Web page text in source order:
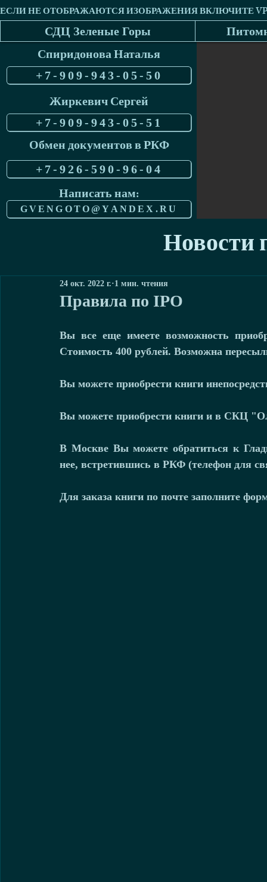
СДЦ Зеленые Горы
Спиридонова Наталья
+7-909-943-05-50
Жиркевич Сергей
+7-909-943-05-51
Обмен документов в РКФ
+7-926-590-96-04
Написать нам:
GVENGOTO@YANDEX.RU
Новости
Правила по IPO
24 окт. 2022 г. 1 мин. чтения
Вы все еще имеете возможность
Стоимость 400 рублей. Возможна
Вы можете приобрести книги
Вы можете приобрести книги и в СКЦ
В Москве Вы можете обратиться к
нее, встретившись в РКФ (телефон для
Для заказа книги по почте заполните